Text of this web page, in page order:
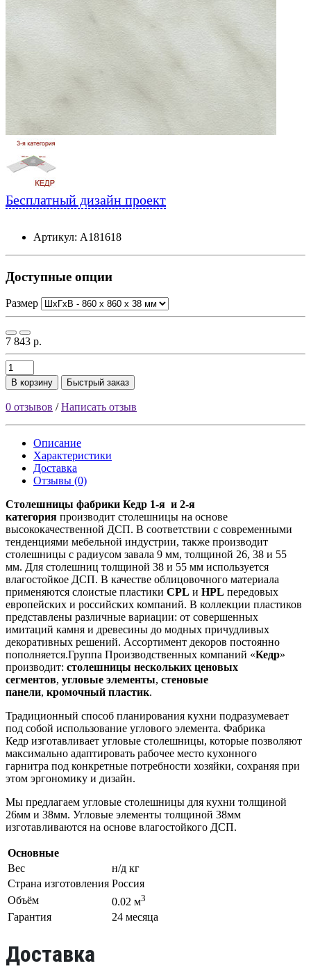
Бесплатный дизайн проект
Артикул: А181618
Доступные опции
Размер
7 843 р.
В корзину Быстрый заказ
0 отзывов /Написать отзыв
Описание
Характеристики
Доставка
Отзывы (0)
Столешницы фабрики Кедр 1-я и 2-я
категория производит столешницы на основе
высококачественной ДСП. В соответствии с современными
тенденциями мебельной индустрии, также производит
столешницы с радиусом завала 9 мм, толщиной 26, 38 и 55
мм. Для столешниц толщиной 38 и 55 мм используется
влагостойкое ДСП. В качестве облицовочного материала
применяются слоистые пластики CPL и HPL передовых
европейских и российских компаний. В коллекции пластиков
представлены различные вариации: от совершенных
имитаций камня и древесины до модных причудливых
декоративных решений. Ассортимент декоров постоянно
пополняется.Группа Производственных компаний «Кедр»
производит: столешницы нескольких ценовых
сегментов, угловые элементы, стеновые
панели, кромочный пластик.
Традиционный способ планирования кухни подразумевает
под собой использование углового элемента. Фабрика
Кедр изготавливает угловые столешницы, которые позволяют
максимально адаптировать рабочее место кухонного
гарнитра под конкретные потребности хозяйки, сохраняя при
этом эргономику и дизайн.
Мы предлагаем угловые столешницы для кухни толщиной
26мм и 38мм. Угловые элементы толщиной 38мм
изготавливаются на основе влагостойкого ДСП.
Основные
Вес
н/д кг
Страна изготовления Россия
Объём
0.02 м3
Гарантия 24 месяца
Доставка